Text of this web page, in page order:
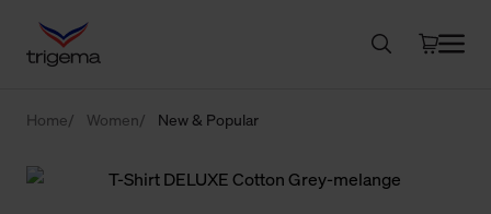
Home Women New & Popular